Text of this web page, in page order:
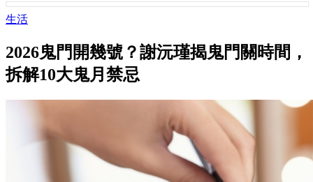
生活
2026鬼門開幾號？謝沅瑾揭鬼門關時間，
拆解10大鬼月禁忌